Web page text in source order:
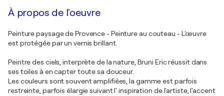
À propos de l'oeuvre
Peinture paysage de Provence - Peinture au couteau - L'œuvre
est protégée par un vernis brillant.
Peintre des ciels, interprète de la nature, Bruni Eric réussit dans
ses toiles à en capter toute sa douceur.
Les couleurs sont souvent amplifiées, la gamme est parfois
restreinte, parfois élargie suivant l' inspiration de l'artiste, l'accent